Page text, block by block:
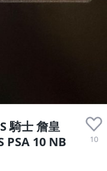
騎士 詹皇
PSA 10 NB
10